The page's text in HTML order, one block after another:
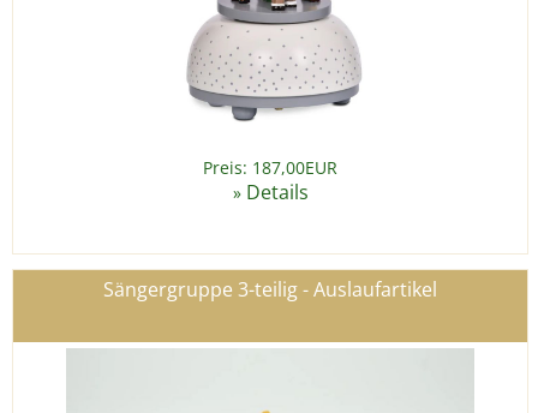
Preis: 187,00EUR
» Details
Sängergruppe 3-teilig - Auslaufartikel